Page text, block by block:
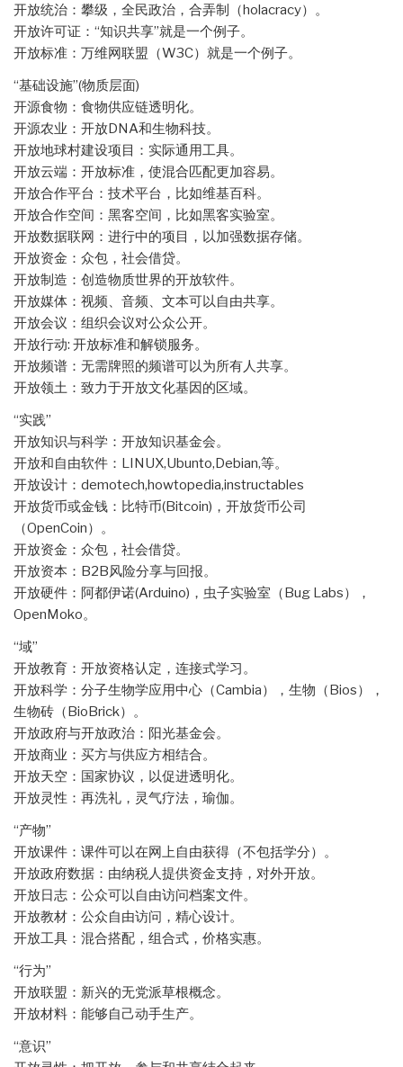
开放统治：攀级，全民政治，合弄制（holacracy）。
开放许可证：“知识共享”就是一个例子。
开放标准：万维网联盟（W3C）就是一个例子。
“基础设施”(物质层面)
开源食物：食物供应链透明化。
开源农业：开放DNA和生物科技。
开放地球村建设项目：实际通用工具。
开放云端：开放标准，使混合匹配更加容易。
开放合作平台：技术平台，比如维基百科。
开放合作空间：黑客空间，比如黑客实验室。
开放数据联网：进行中的项目，以加强数据存储。
开放资金：众包，社会借贷。
开放制造：创造物质世界的开放软件。
开放媒体：视频、音频、文本可以自由共享。
开放会议：组织会议对公众公开。
开放行动: 开放标准和解锁服务。
开放频谱：无需牌照的频谱可以为所有人共享。
开放领土：致力于开放文化基因的区域。
“实践”
开放知识与科学：开放知识基金会。
开放和自由软件：LINUX,Ubunto,Debian,等。
开放设计：demotech,howtopedia,instructables
开放货币或金钱：比特币(Bitcoin)，开放货币公司
（OpenCoin）。
开放资金：众包，社会借贷。
开放资本：B2B风险分享与回报。
开放硬件：阿都伊诺(Arduino)，虫子实验室（Bug Labs），
OpenMoko。
“域”
开放教育：开放资格认定，连接式学习。
开放科学：分子生物学应用中心（Cambia），生物（Bios），
生物砖（BioBrick）。
开放政府与开放政治：阳光基金会。
开放商业：买方与供应方相结合。
开放天空：国家协议，以促进透明化。
开放灵性：再洗礼，灵气疗法，瑜伽。
“产物”
开放课件：课件可以在网上自由获得（不包括学分）。
开放政府数据：由纳税人提供资金支持，对外开放。
开放日志：公众可以自由访问档案文件。
开放教材：公众自由访问，精心设计。
开放工具：混合搭配，组合式，价格实惠。
“行为”
开放联盟：新兴的无党派草根概念。
开放材料：能够自己动手生产。
“意识”